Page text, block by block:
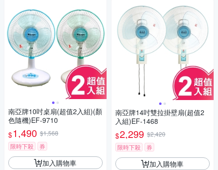
南亞牌10吋桌扇(超值2入組)(顏
色隨機)EF-9710
$1,490 $1,568
限時下殺
券
加入購物車
南亞牌14吋雙拉掛壁扇(超值2
入組)EF-1468
$2,299 $2,420
限時下殺
券
加入購物車